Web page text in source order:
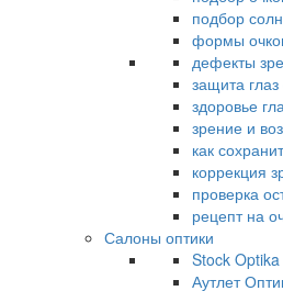
подбор
формы
дефекты
защита
здоровье
зрение и
как
коррекция
проверка
рецепт на
Салоны оптики
Stock
Аутлет